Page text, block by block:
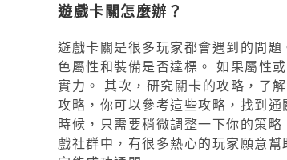
遊戲卡關怎麼辦？
遊戲卡關是很多玩家都會遇到的問
色屬性和裝備是否達標。 如果屬性
實力。 其次，研究關卡的攻略，了
攻略，你可以參考這些攻略，找到
時候，只需要稍微調整一下你的策
戲社群中，有很多熱心的玩家願意